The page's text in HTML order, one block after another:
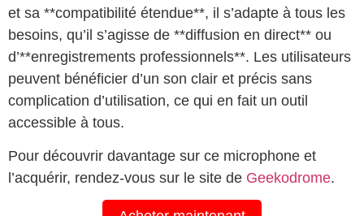
et sa **compatibilité étendue**, il s’adapte à tous les
besoins, qu’il s’agisse de **diffusion en direct** ou
d’**enregistrements professionnels**. Les utilisateurs
peuvent bénéficier d’un son clair et précis sans
complication d’utilisation, ce qui en fait un outil
accessible à tous.
Pour découvrir davantage sur ce microphone et
l’acquérir, rendez-vous sur le site de Geekodrome.